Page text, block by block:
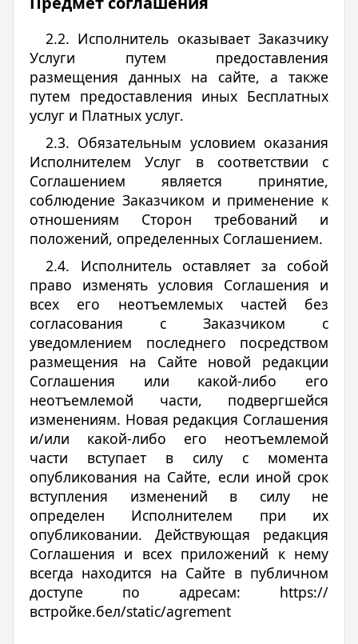
2.2. Исполнитель оказывает Заказчику
Услуги путем предоставления
размещения данных на сайте, а также
путем предоставления иных Бесплатных
услуг и Платных услуг.
2.3. Обязательным условием оказания
Исполнителем Услуг в соответствии с
Соглашением является принятие,
соблюдение Заказчиком и применение к
отношениям Сторон требований и
положений, определенных Соглашением.
2.4. Исполнитель оставляет за собой
право изменять условия Соглашения и
всех его неотъемлемых частей без
согласования с Заказчиком с
уведомлением последнего посредством
размещения на Сайте новой редакции
Соглашения или какой-либо его
неотъемлемой части, подвергшейся
изменениям. Новая редакция Соглашения
и/или какой-либо его неотъемлемой
части вступает в силу с момента
опубликования на Сайте, если иной срок
вступления изменений в силу не
определен Исполнителем при их
опубликовании. Действующая редакция
Соглашения и всех приложений к нему
всегда находится на Сайте в публичном
доступе по адресам: https://
встройке.бел/static/agrement